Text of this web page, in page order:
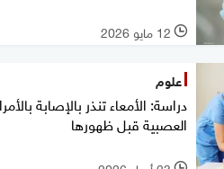
l 12 مايو 2026
علوم
دراسة: الأمعاء تنذر بالإصابة
العصبية قبل ظهورها